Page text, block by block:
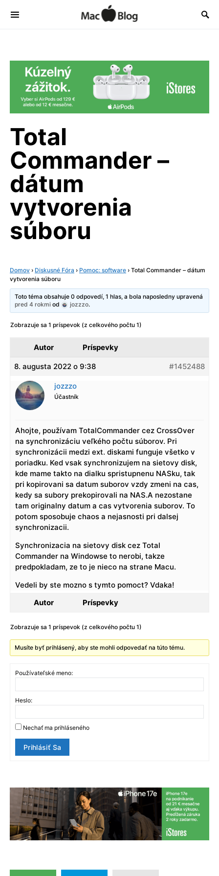
Total
Commander –
dátum
vytvorenia
súboru
Domov › Diskusné Fóra › Pomoc: software › Total Commander – dátum
vytvorenia súboru
Toto téma obsahuje 0 odpovedí, 1 hlas, a bola naposledny upravená
pred 4 rokmi od jozzzo.
Zobrazuje sa 1 príspevok (z celkového počtu 1)
Autor Príspevky
8. augusta 2022 o 9:38 #1452488
jozzzo
Účastník
Ahojte, používam TotalCommander cez CrossOver
na synchronizáciu veľkého počtu súborov. Pri
synchronizácii medzi ext. diskami funguje všetko v
poriadku. Ked vsak synchronizujem na sietovy disk,
kde mame takto na dialku spristupnenu NASku, tak
pri kopirovani sa datum suborov vzdy zmeni na cas,
kedy sa subory prekopirovali na NAS.A nezostane
tam originalny datum a cas vytvorenia suborov. To
potom sposobuje chaos a nejasnosti pri dalsej
synchronizacii.
Synchronizacia na sietovy disk cez Total
Commander na Windowse to nerobi, takze
predpokladam, ze to je nieco na strane Macu.
Vedeli by ste mozno s tymto pomoct? Vdaka!
Autor
Príspevky
Zobrazuje sa 1 príspevok (z celkového počtu 1)
Musíte byť prihlásený, aby ste mohli odpovedať na túto tému.
Používateľské meno:
Heslo:
Nechať ma prihláseného
Prihlásiť Sa